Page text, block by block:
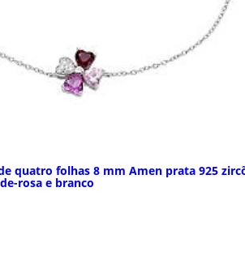
quatro folhas 8 mm Amen prata 925
rosa e branco